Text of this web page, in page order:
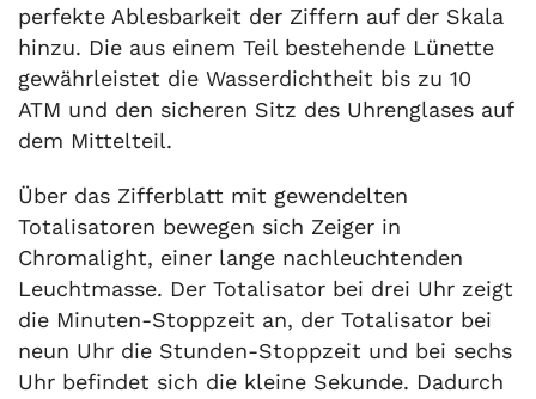
perfekte Ablesbarkeit der Ziffern auf der Skala
hinzu. Die aus einem Teil bestehende Lünette
gewährleistet die Wasserdichtheit bis zu 10
ATM und den sicheren Sitz des Uhrenglases auf
dem Mittelteil.
Über das Zifferblatt mit gewendelten
Totalisatoren bewegen sich Zeiger in
Chromalight, einer lange nachleuchtenden
Leuchtmasse. Der Totalisator bei drei Uhr zeigt
die Minuten-Stoppzeit an, der Totalisator bei
neun Uhr die Stunden-Stoppzeit und bei sechs
Uhr befindet sich die kleine Sekunde. Dadurch